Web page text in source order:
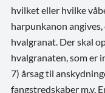
hvilket eller hvilke
harpunkanon
hvalgranat. Der skal
hvalgranaten, som er
7) årsag til
fangstredskaber m.v.